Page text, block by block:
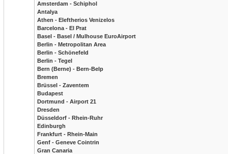
Amsterdam - Schiphol
Antalya
Athen - Eleftherios Venizelos
Barcelona - El Prat
Basel - Basel / Mulhouse EuroAirport
Berlin - Metropolitan Area
Berlin - Schönefeld
Berlin - Tegel
Bern (Berne) - Bern-Belp
Bremen
Brüssel - Zaventem
Budapest
Dortmund - Airport 21
Dresden
Düsseldorf - Rhein-Ruhr
Edinburgh
Frankfurt - Rhein-Main
Genf - Geneve Cointrin
Gran Canaria